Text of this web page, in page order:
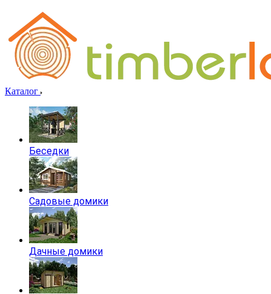
Каталог
Беседки
Садовые домики
Дачные домики